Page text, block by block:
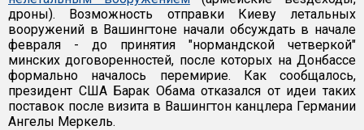
дроны). Возможность отправки Киеву летальных
вооружений в Вашингтоне начали обсуждать в начале
февраля - до принятия "нормандской четверкой"
минских договоренностей, после которых на Донбассе
формально началось перемирие. Как сообщалось,
президент США Барак Обама отказался от идеи таких
поставок после визита в Вашингтон канцлера Германии
Ангелы Меркель.